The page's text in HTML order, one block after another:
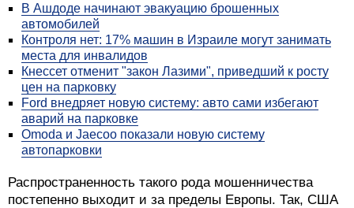
В Ашдоде начинают эвакуацию брошенных
автомобилей
Контроля нет: 17% машин в Израиле могут занимать
места для инвалидов
Кнессет отменит "закон Лазими", приведший к росту
цен на парковку
Ford внедряет новую систему: авто сами избегают
аварий на парковке
Omoda и Jaecoo показали новую систему
автопарковки
Распространенность такого рода мошенничества
постепенно выходит и за пределы Европы. Так, США